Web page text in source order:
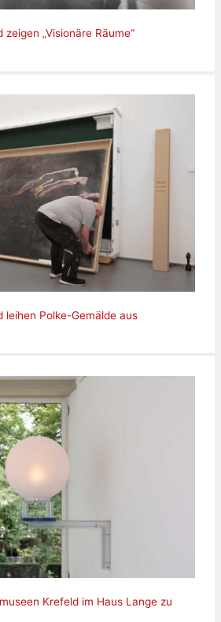
„Visionäre Räume“
leihen Polke-Gemälde aus
Krefeld im Haus Lange zu